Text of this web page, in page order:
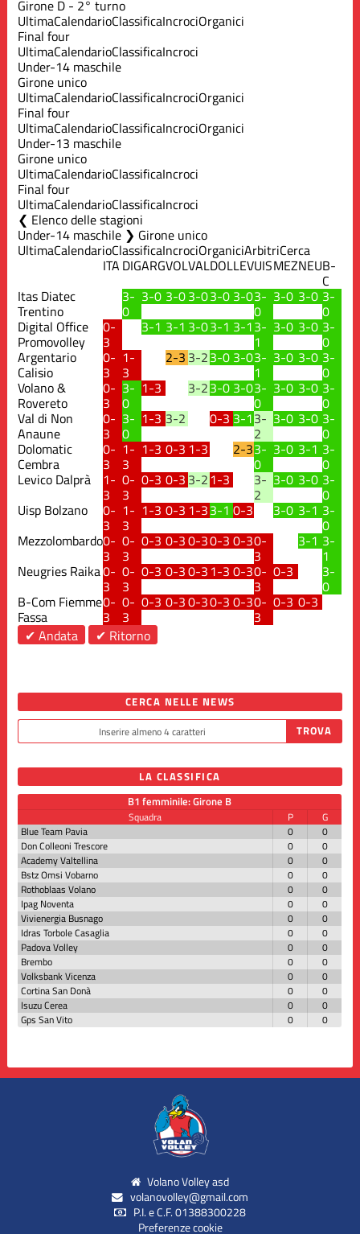
Girone D - 2° turno
UltimaCalendarioClassificaIncrociOrganici
Final four
UltimaCalendarioClassificaIncroci
Under-14 maschile
Girone unico
UltimaCalendarioClassificaIncrociOrganici
Final four
UltimaCalendarioClassificaIncrociOrganici
Under-13 maschile
Girone unico
UltimaCalendarioClassificaIncroci
Final four
UltimaCalendarioClassificaIncroci
Elenco delle stagioni
Under-14 maschile ❯ Girone unico
UltimaCalendarioClassificaIncrociOrganiciArbitriCerca
ITA DIGARGVOLVALDOLLEVUISMEZNEUB-
C
Itas Diatec
Trentino
3-
0
3-0 3-03-03-0 3-03-
0
3-0 3-0 3-
0
Digital Office
Promovolley
0-
3
3-1 3-1 3-03-1 3-13-
1
3-0 3-0 3-
0
Argentario
Calisio
0-
3
1-
3
2-3 3-23-0 3-03-
1
3-0 3-0 3-
0
Volano &
Rovereto
0-
3
3-
0
1-3 3-23-0 3-03-
0
3-0 3-0 3-
0
Val di Non
Anaune
0-
3
3-
0
1-3 3-2 0-3 3-13-
2
3-0 3-0 3-
0
Dolomatic
Cembra
0-
3
1-
3
1-3 0-3 1-3 2-33-
0
3-0 3-1 3-
0
Levico Dalprà 1-
3
0-
3
0-3 0-3 3-2 1-3 3-
2
3-0 3-0 3-
0
Uisp Bolzano 0-
3
1-
3
1-3 0-3 1-33-1 0-3 3-0 3-1 3-
0
Mezzolombardo0-
3
0-
3
0-3 0-30-30-3 0-30-
3
3-1 3-
1
Neugries Raika0-
3
0-
3
0-3 0-30-3 1-3 0-30-
3
0-3 3-
0
B-Com Fiemme
Fassa
0-
3
0-
3
0-3 0-30-30-3 0-30-
3
0-3 0-3
✔ Andata
✔ Ritorno
CERCA NELLE NEWS
LA CLASSIFICA
B1 femminile: Girone B
Squadra P
G
Blue Team Pavia
0
0
Don Colleoni Trescore
0
0
Academy Valtellina
0
0
Bstz Omsi Vobarno
0
0
Rothoblaas Volano
0
0
Ipag Noventa
0
0
Vivienergia Busnago
0
0
Idras Torbole Casaglia
0
0
Padova Volley
0
0
Brembo
0
0
Volksbank Vicenza
0
0
Cortina San Donà
0
0
Isuzu Cerea
0
0
Gps San Vito
0 0
Volano Volley asd
volanovolley@gmail.com
P.I. e C.F. 01388300228
Preferenze cookie